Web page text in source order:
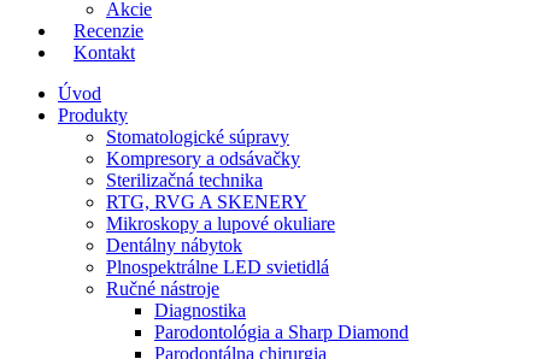
Akcie
Recenzie
Kontakt
Úvod
Produkty
Stomatologické súpravy
Kompresory a odsávačky
Sterilizačná technika
RTG, RVG A SKENERY
Mikroskopy a lupové okuliare
Dentálny nábytok
Plnospektrálne LED svietidlá
Ručné nástroje
Diagnostika
Parodontológia a Sharp Diamond
Parodontálna chirurgia